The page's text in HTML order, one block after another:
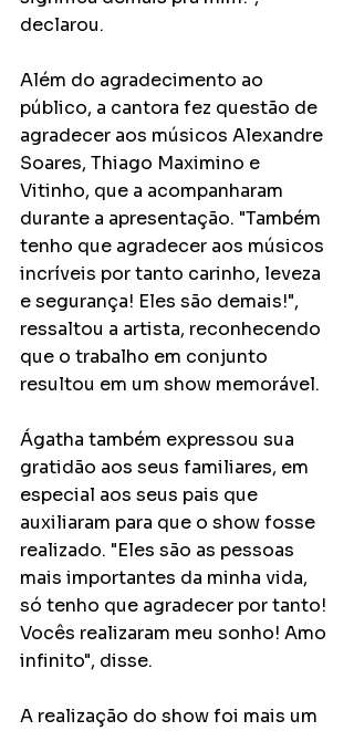
declarou.
Além do agradecimento ao
público, a cantora fez questão de
agradecer aos músicos Alexandre
Soares, Thiago Maximino e
Vitinho, que a acompanharam
durante a apresentação. "Também
tenho que agradecer aos músicos
incríveis por tanto carinho, leveza
e segurança! Eles são demais!",
ressaltou a artista, reconhecendo
que o trabalho em conjunto
resultou em um show memorável.
Ágatha também expressou sua
gratidão aos seus familiares, em
especial aos seus pais que
auxiliaram para que o show fosse
realizado. "Eles são as pessoas
mais importantes da minha vida,
só tenho que agradecer por tanto!
Vocês realizaram meu sonho! Amo
infinito", disse.
A realização do show foi mais um